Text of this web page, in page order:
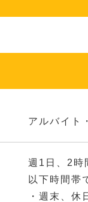
アルバイト
週1日、2時
以下時間帯
・週末、休